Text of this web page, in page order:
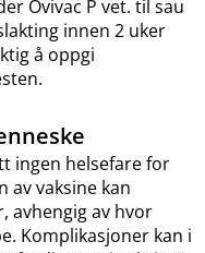
Ovivac P vet. til sau
innen 2 uker
å oppgi
ingen helsefare for
av vaksine kan
avhengig av hvor
Komplikasjoner kan i